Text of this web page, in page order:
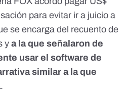
para evitar ir a juicio a
se encarga del recuento de
ya la que señalaron de
usar el software de
similar a la que
.